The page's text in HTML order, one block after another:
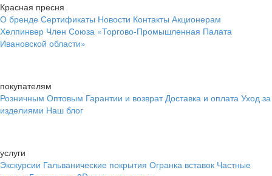
Красная пресня
О бренде Сертификаты Новости Контакты Акционерам
Хелпинвер Член Союза «Торгово-Промышленная Палата
Ивановской области»
покупателям
Розничным Оптовым Гарантии и возврат Доставка и оплата Уход за
изделиями Наш блог
услуги
Экскурсии Гальванические покрытия Огранка вставок Частные